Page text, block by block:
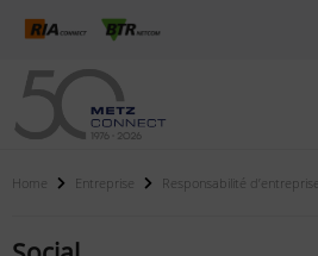
Home Entreprise Responsabilité d’entreprise